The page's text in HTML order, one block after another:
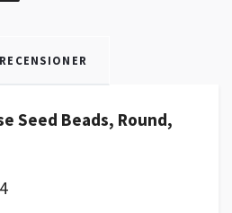
RECENSIONER
Seed Beads, Round,